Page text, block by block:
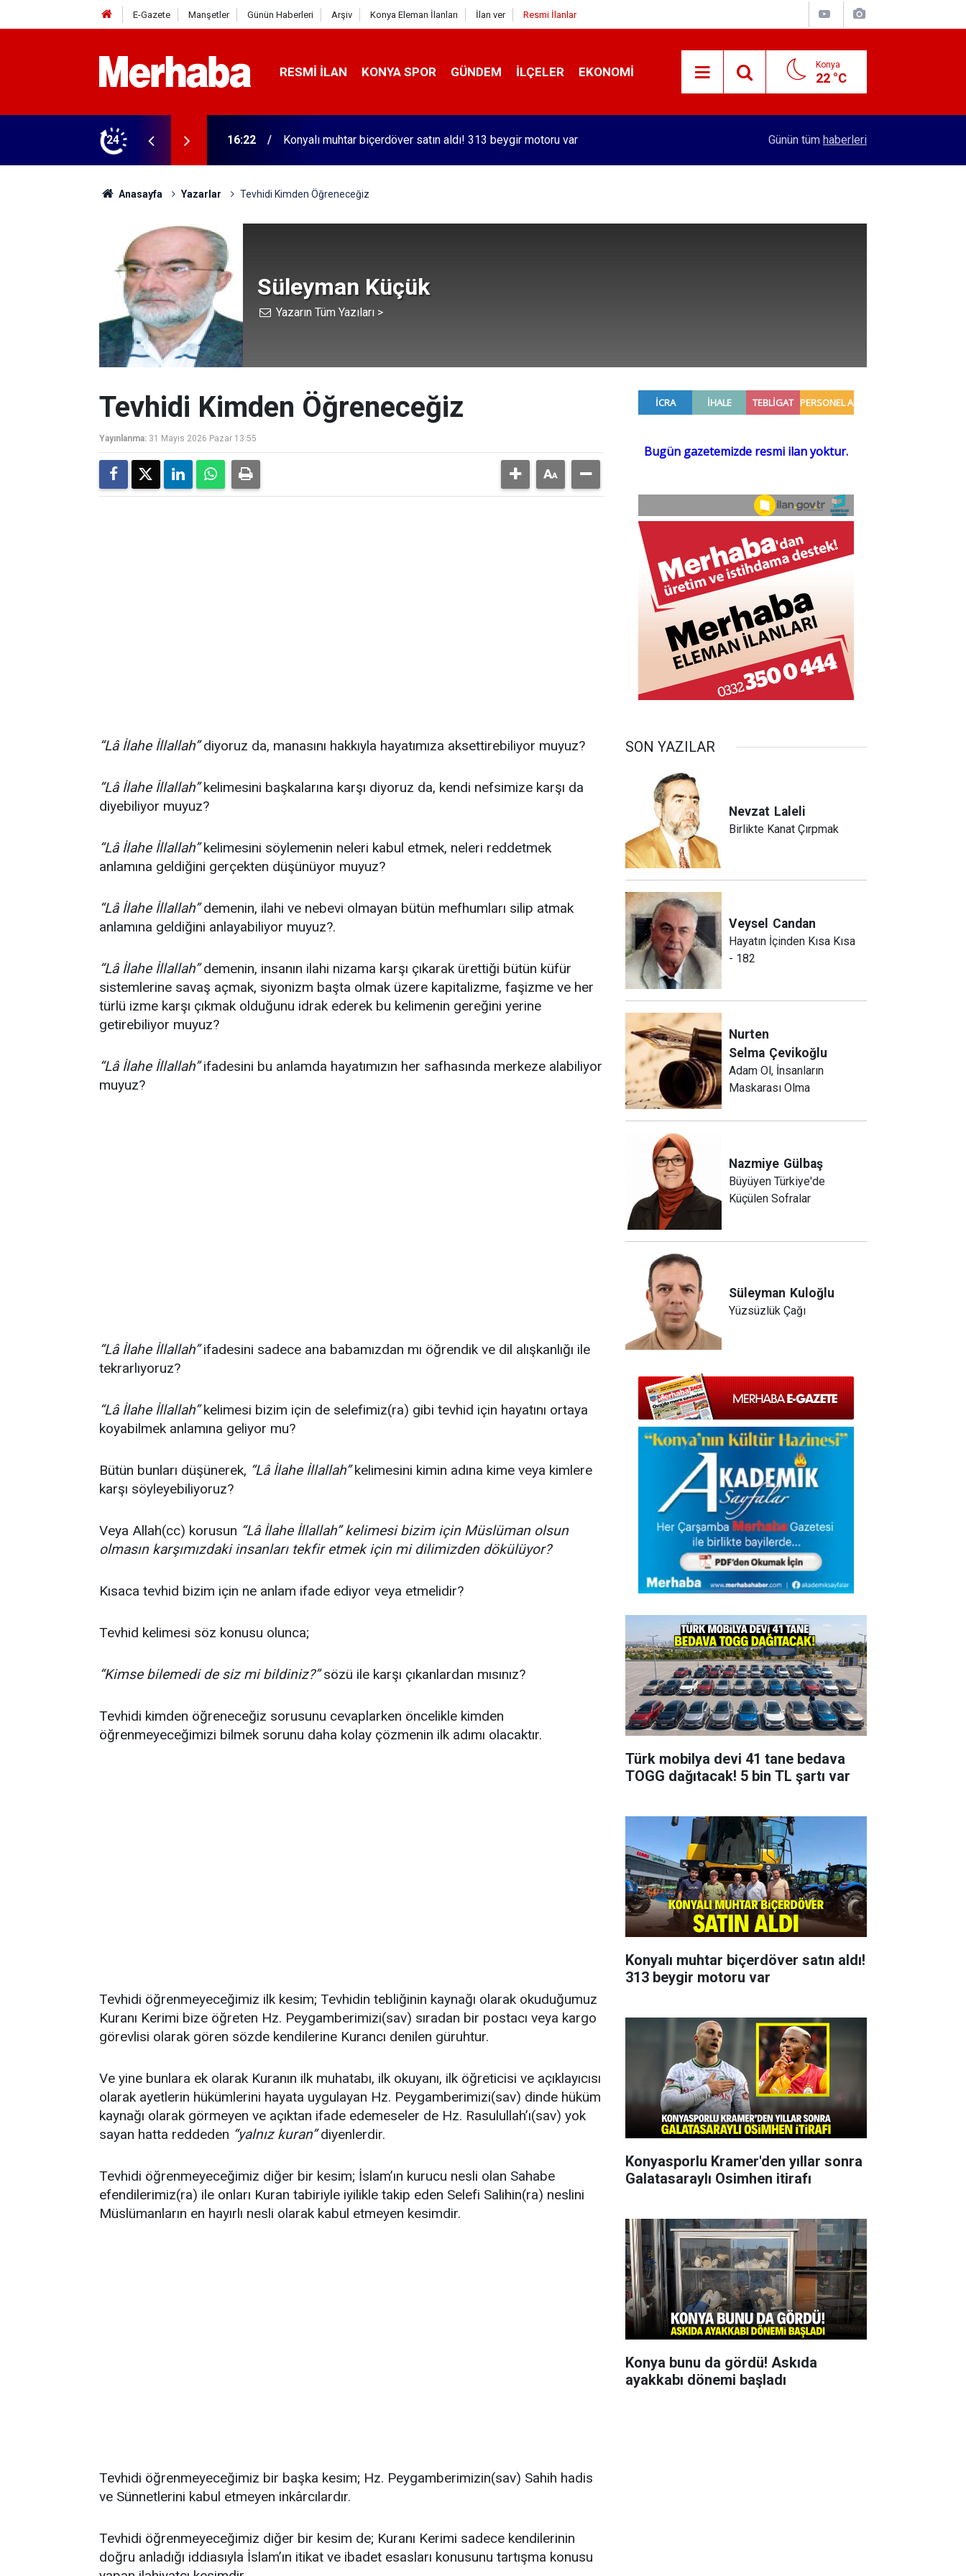
E-Gazete Manşetler Günün Haberleri Arşiv Konya Eleman İlanları İlan ver Resmi İlanlar
RESMI İLAN KONYA SPOR GÜNDEM İLÇELER EKONOMI Konya
22 °C
24 16:04 Konyasporlu Kramer'den yıllar sonra Galatasaraylı Osimhen itirafı Merkez Bankası rezervleri açıklandı
Günün tüm haberleri
Anasayfa Yazarlar Tevhidi Kimden Öğreneceğiz
Süleyman Küçük
Yazarın Tüm Yazıları >
Tevhidi Kimden Öğreneceğiz
Yayınlanma: 31 Mayıs 2026 Pazar 13:55
“Lâ İlahe İllallah”diyoruz da, manasını hakkıyla hayatımıza aksettirebiliyor muyuz?
“Lâ İlahe İllallah”kelimesini başkalarına karşı diyoruz da, kendi nefsimize karşı da
diyebiliyor muyuz?
“Lâ İlahe İllallah”kelimesini söylemenin neleri kabul etmek, neleri reddetmek
anlamına geldiğini gerçekten düşünüyor muyuz?
“Lâ İlahe İllallah”demenin, ilahi ve nebevi olmayan bütün mefhumları silip atmak
anlamına geldiğini anlayabiliyor muyuz?.
“Lâ İlahe İllallah”demenin, insanın ilahi nizama karşı çıkarak ürettiği bütün küfür
sistemlerine savaş açmak, siyonizm başta olmak üzere kapitalizme, faşizme ve her
türlü izme karşı çıkmak olduğunu idrak ederek bu kelimenin gereğini yerine
getirebiliyor muyuz?
“Lâ İlahe İllallah”ifadesini bu anlamda hayatımızın her safhasında merkeze alabiliyor
muyuz?
“Lâ İlahe İllallah”ifadesini sadece ana babamızdan mı öğrendik ve dil alışkanlığı ile
tekrarlıyoruz?
“Lâ İlahe İllallah”kelimesi bizim için de selefimiz(ra) gibi tevhid için hayatını ortaya
koyabilmek anlamına geliyor mu?
Bütün bunları düşünerek, “Lâ İlahe İllallah”kelimesini kimin adına kime veya kimlere
karşı söyleyebiliyoruz?
Veya Allah(cc) korusun “Lâ İlahe İllallah” kelimesi bizim için Müslüman olsun
olmasın karşımızdaki insanları tekfir etmek için mi dilimizden dökülüyor?
Kısaca tevhid bizim için ne anlam ifade ediyor veya etmelidir?
Tevhid kelimesi söz konusu olunca;
“Kimse bilemedi de siz mi bildiniz?”sözü ile karşı çıkanlardan mısınız?
Tevhidi kimden öğreneceğiz sorusunu cevaplarken öncelikle kimden
öğrenmeyeceğimizi bilmek sorunu daha kolay çözmenin ilk adımı olacaktır.
Tevhidi öğrenmeyeceğimiz ilk kesim; Tevhidin tebliğinin kaynağı olarak okuduğumuz
Kuranı Kerimi bize öğreten Hz. Peygamberimizi(sav) sıradan bir postacı veya kargo
görevlisi olarak gören sözde kendilerine Kurancı denilen güruhtur.
Ve yine bunlara ek olarak Kuranın ilk muhatabı, ilk okuyanı, ilk öğreticisi ve açıklayıcısı
olarak ayetlerin hükümlerini hayata uygulayan Hz. Peygamberimizi(sav) dinde hüküm
kaynağı olarak görmeyen ve açıktan ifade edemeseler de Hz. Rasulullah’ı(sav) yok
sayan hatta reddeden “yalnız kuran”diyenlerdir.
Tevhidi öğrenmeyeceğimiz diğer bir kesim; İslam’ın kurucu nesli olan Sahabe
efendilerimiz(ra) ile onları Kuran tabiriyle iyilikle takip eden Selefi Salihin(ra) neslini
Müslümanların en hayırlı nesli olarak kabul etmeyen kesimdir.
Tevhidi öğrenmeyeceğimiz bir başka kesim; Hz. Peygamberimizin(sav) Sahih hadis
ve Sünnetlerini kabul etmeyen inkârcılardır.
Tevhidi öğrenmeyeceğimiz diğer bir kesim de; Kuranı Kerimi sadece kendilerinin
doğru anladığı iddiasıyla İslam’ın itikat ve ibadet esasları konusunu tartışma konusu
SON YAZILAR
Nevzat Laleli
Birlikte Kanat Çırpmak
Veysel Candan
Hayatın İçinden Kısa Kısa
- 182
Nurten
Selma Çevikoğlu
Adam Ol, İnsanların
Maskarası Olma
Nazmiye Gülbaş
Büyüyen Türkiye'de
Küçülen Sofralar
Süleyman Kuloğlu
Yüzsüzlük Çağı
Türk mobilya devi 41 tane bedava
TOGG dağıtacak! 5 bin TL şartı var
Konyalı muhtar biçerdöver satın aldı!
313 beygir motoru var
Konyasporlu Kramer'den yıllar sonra
Galatasaraylı Osimhen itirafı
Konya bunu da gördü! Askıda
ayakkabı dönemi başladı